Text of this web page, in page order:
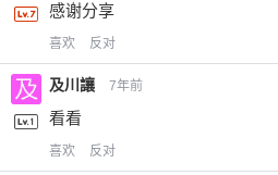
感谢分享
喜欢 反对
及川讓 7年前
看看
喜欢 反对